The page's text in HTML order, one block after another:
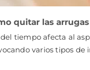
quitar las
del tiempo afecta al
varios tipos de